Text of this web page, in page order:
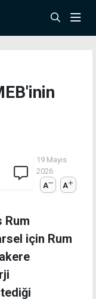
19 Mayıs
2026
A
A
Rum
için Rum